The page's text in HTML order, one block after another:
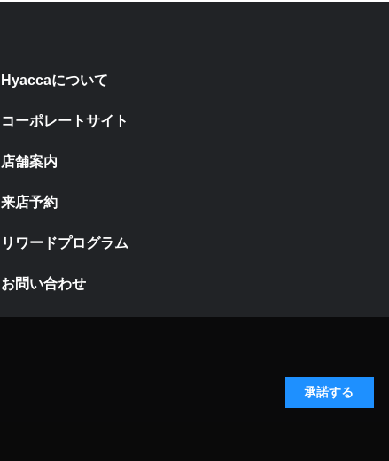
Hyaccaについて
コーポレートサイト
店舗案内
来店予約
リワードプログラム
お問い合わせ
承諾する